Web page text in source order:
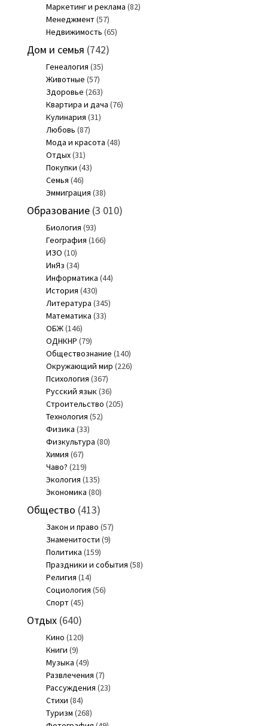
Маркетинг и реклама (82)
Менеджмент(57)
Недвижимость (65)
Дом и семья (742)
Генеалогия (35)
Животные (57)
Здоровье (263)
Квартира и дача (76)
Кулинария (31)
Любовь (87)
Мода и красота (48)
Отдых(31)
Покупки (43)
Семья (46)
Эммиграция (38)
Образование(3 010)
Биология (93)
География (166)
ИЗО (10)
ИнЯз (34)
Информатика (44)
История (430)
Литература (345)
Математика (33)
ОБЖ(146)
ОДНКНР (79)
Обществознание (140)
Окружающий мир (226)
Психология (367)
Русский язык(36)
Строительство (205)
Технология (52)
Физика (33)
Физкультура (80)
Химия (67)
Чаво? (219)
Экология (135)
Экономика (80)
Общество (413)
Закон и право (57)
Знаменитости (9)
Политика (159)
Праздники и события (58)
Религия (14)
Социология (56)
Спорт(45)
Отдых(640)
Кино (120)
Книги (9)
Музыка (49)
Развлечения (7)
Рассуждения (23)
Стихи (84)
Туризм (268)